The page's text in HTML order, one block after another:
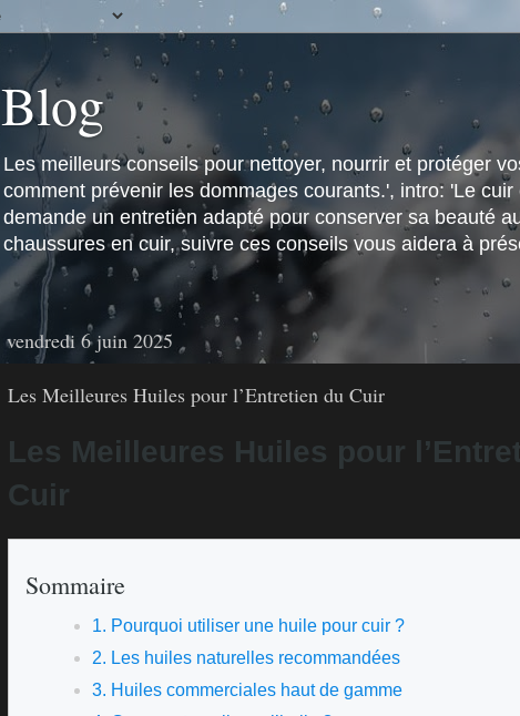
Blog
Les meilleurs conseils pour nettoyer, nourrir et protéger
comment prévenir les dommages courants.', intro: 'Le
demande un entretien adapté pour conserver sa beauté
chaussures en cuir, suivre ces conseils vous aidera à
vendredi 6 juin 2025
Les Meilleures Huiles pour l’Entretien du Cuir
Les Meilleures Huiles pour
Cuir
Sommaire
1. Pourquoi utiliser une huile pour cuir ?
2. Les huiles naturelles recommandées
3. Huiles commerciales haut de gamme